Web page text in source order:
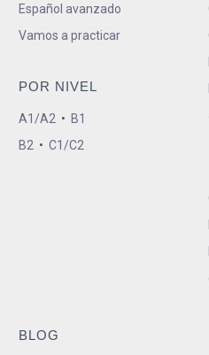
Español avanzado
Vamos a practicar
POR NIVEL
A1/A2 • B1
B2 • C1/C2
BLOG